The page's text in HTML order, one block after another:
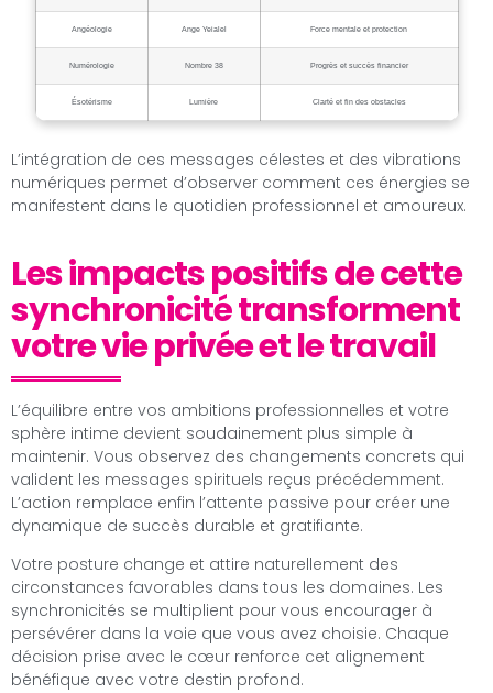
Angéologie Ange Yeialel Force mentale et protection
Numérologie Nombre 38 Progrès et succès financier
Ésotérisme Lumière Clarté et fin des obstacles
L’intégration de ces messages célestes et des vibrations
numériques permet d’observer comment ces énergies se
manifestent dans le quotidien professionnel et amoureux.
Les impacts positifs de cette
synchronicité transforment
votre vie privée et le travail
L’équilibre entre vos ambitions professionnelles et votre
sphère intime devient soudainement plus simple à
maintenir. Vous observez des changements concrets qui
valident les messages spirituels reçus précédemment.
L’action remplace enfin l’attente passive pour créer une
dynamique de succès durable et gratifiante.
Votre posture change et attire naturellement des
circonstances favorables dans tous les domaines. Les
synchronicités se multiplient pour vous encourager à
persévérer dans la voie que vous avez choisie. Chaque
décision prise avec le cœur renforce cet alignement
bénéfique avec votre destin profond.